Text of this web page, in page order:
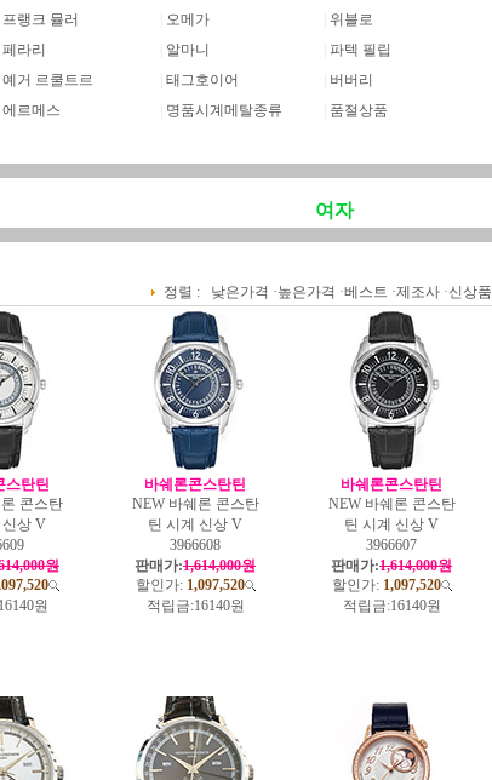
프랭크 뮬러 오메가
위블로
페라리 알마니
파텍 필립
예거 르쿨트르 태그호이어
버버리
에르메스 명품시계메탈종류
품절상품
여자
정렬 : 낮은가격 ·높은가격 ·베스트 ·제조사 ·신상품
스탄틴
콘스탄
신상 V
원
원
바쉐론콘스탄틴
NEW 바쉐론 콘스탄
틴 시계 신상 V
3966608
판매가:1,614,000원
할인가: 1,097,520
적립금:16140원
바쉐론콘스탄틴
NEW 바쉐론 콘스탄
틴 시계 신상 V
3966607
판매가:1,614,000원
할인가: 1,097,520
적립금:16140원